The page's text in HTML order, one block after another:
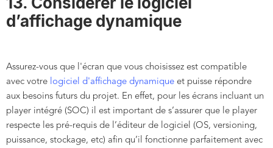
d’affichage dynamique
Assurez-vous que l'écran que vous choisissez est compatible
avec votre logiciel d'affichage dynamique et puisse répondre
aux besoins futurs du projet. En effet, pour les écrans incluant un
player intégré (SOC) il est important de s’assurer que le player
respecte les pré-requis de l’éditeur de logiciel (OS, versioning,
puissance, stockage, etc) afin qu’il fonctionne parfaitement avec